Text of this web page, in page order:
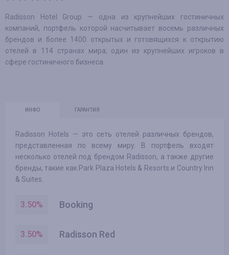
Radisson Hotel Group — одна из крупнейших гостиничных
компаний, портфель которой насчитывает восемь различных
брендов и более 1400 открытых и готовящихся к открытию
отелей в 114 странах мира; один из крупнейших игроков в
сфере гостиничного бизнеса.
ИНФО ГАРАНТИЯ
Radisson Hotels — это сеть отелей различных брендов,
представленная по всему миру. В портфель входят
несколько отелей под брендом Radisson, а также другие
бренды, такие как Park Plaza Hotels & Resorts и Country Inn
& Suites.
3.50% Booking
3.50% Radisson Red